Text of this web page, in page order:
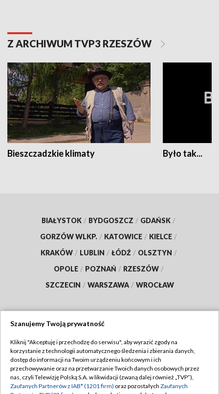
Z ARCHIWUM TVP3 RZESZÓW
Bieszczadzkie klimaty Było tak...
BIAŁYSTOK / BYDGOSZCZ / GDAŃSK /
GORZÓW WLKP. / KATOWICE / KIELCE /
KRAKÓW / LUBLIN / ŁÓDŹ / OLSZTYN /
OPOLE / POZNAŃ / RZESZÓW /
SZCZECIN / WARSZAWA / WROCŁAW
TVP
Abonament TVP
Emisja w TVP
Regulamin TVP
Polityka prywatności
Szanujemy Twoją prywatność
Kliknij "Akceptuję i przechodzę do serwisu", aby wyrazić zgody na
korzystanie z technologii automatycznego śledzenia i zbierania danych,
dostęp do informacji na Twoim urządzeniu końcowym i ich
przechowywanie oraz na przetwarzanie Twoich danych osobowych przez
nas, czyli Telewizję Polską S.A. w likwidacji (zwaną dalej również „TVP”),
Zaufanych Partnerów z IAB* (1201 firm) oraz pozostałych Zaufanych